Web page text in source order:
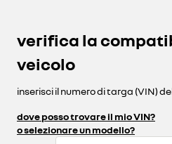
verifica la
veicolo
inserisci il numero di targa (VIN)
dove posso trovare il mio VIN?
o selezionare un modello?